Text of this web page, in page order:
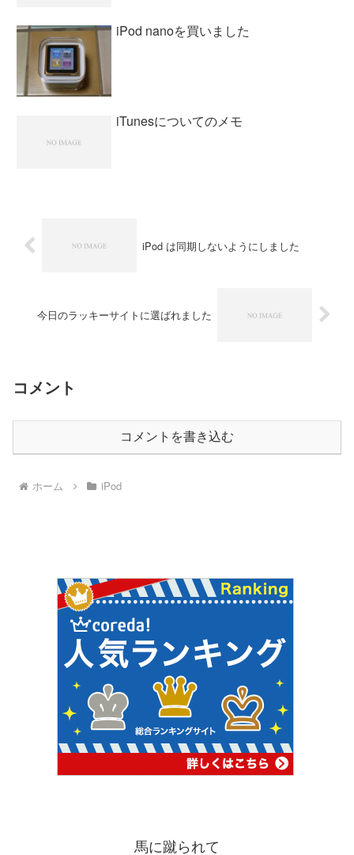
iPod nanoを買いました
iTunesについてのメモ
iPod は同期しないようにしました
今日のラッキーサイトに選ばれました
コメント
コメントを書き込む
ホーム iPod
馬に蹴られて